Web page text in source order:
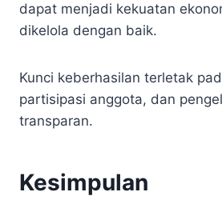
dapat menjadi kekuatan
dikelola dengan baik.
Kunci keberhasilan terletak
partisipasi anggota, dan
transparan.
Kesimpulan